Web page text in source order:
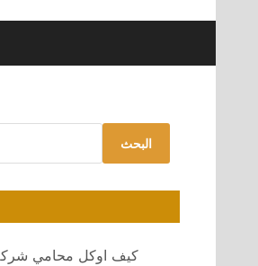
البحث
كيف اوكل محامي شركة